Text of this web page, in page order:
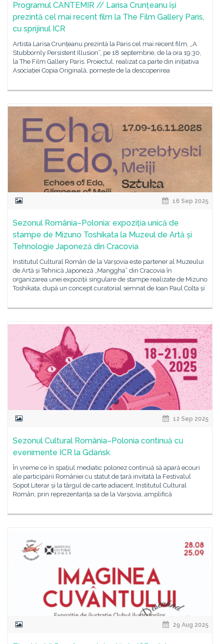
Programul CANTEMIR // Larisa Crunțeanu își
prezintă cel mai recent film la The Film Gallery Paris,
cu sprijinul ICR
Artista Larisa Crunțeanu prezintă la Paris cel mai recent film, „A
Stubbornly Persistent Illusion”, pe 18 septembrie, de la ora 19:30,
la The Film Gallery Paris. Proiectul, realizat ca parte din inițiativa
Asociației Copia Originală, pornește de la descoperirea
16 Sep 2025
Sezonul România–Polonia: expoziția unică de
stampe de Mizuno Toshikata la Muzeul de Artă și
Tehnologie Japoneză din Cracovia
Institutul Cultural Român de la Varșovia este partener al Muzeului
de Artă și Tehnică Japoneză „Manggha” din Cracovia în
organizarea unei expoziții singulare de stampe realizate de Mizuno
Toshikata, după un concept curatorial semnat de Ioan Paul Colta și
12 Sep 2025
Sezonul Cultural România–Polonia continuă cu
evenimente ICR la Gdańsk
În vreme ce în spațiul mediatic polonez continuă să apară ecouri
ale participării României cu statut de țară invitată la Festivalul
Sopot Literar și la târgul de carte adiacent, Institutul Cultural
Român, prin reprezentanța sa de la Varșovia, amplifică
29 Aug 2025